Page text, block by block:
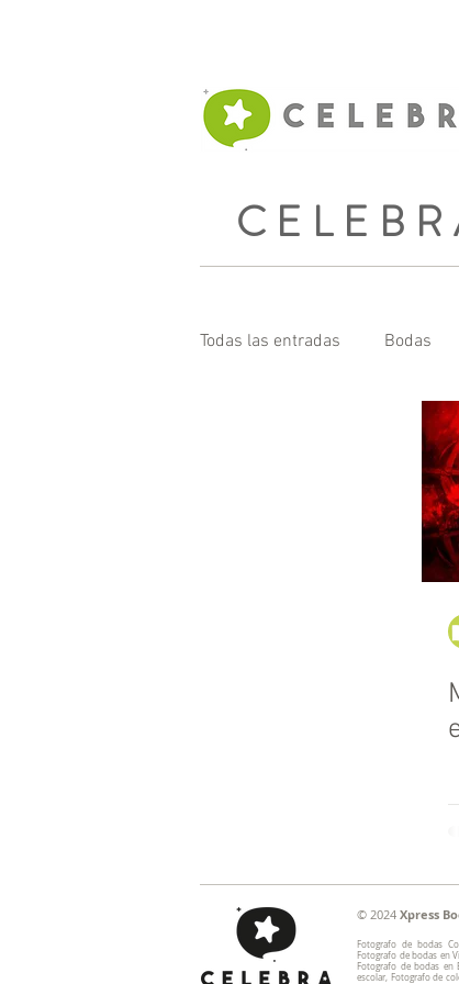
Todas las entradas Bodas
© 2024 Xpress
Fotografo de bodas
Fotografo de bodas en
Fotografo de bodas en
escolar, Fotografo de